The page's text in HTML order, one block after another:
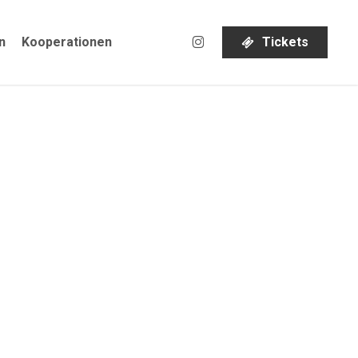
Kooperationen instagram Tickets